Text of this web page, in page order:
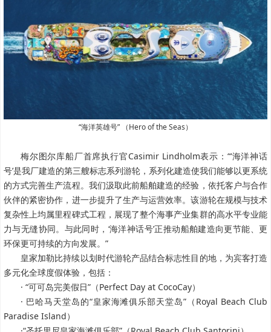
“海洋英雄号” （Hero of the Seas）
梅尔图尔库船厂首席执行官Casimir Lindholm表示：“‘海洋神话
号’是我厂建造的第三艘标志系列游轮，系列化建造使我们能够以更系统
的方式完善生产流程。我们汲取此前船舶建造的经验，依托客户与合作
伙伴的紧密协作，进一步提升了生产与运营效率。该游轮在规模与技术
复杂性上均属里程碑式工程，展现了整个海事产业集群的高水平专业能
力与无缝协同。与此同时，‘海洋神话号’正推动船舶建造向更节能、更
环保更可持续的方向发展。”
皇家加勒比持续以划时代游轮产品结合标志性目的地，为宾客打造
多元化全球度假体验，包括：
· “可可岛完美假日”（Perfect Day at CocoCay）
· 巴哈马天堂岛的“皇家海滩俱乐部天堂岛”（Royal Beach Club
Paradise Island）